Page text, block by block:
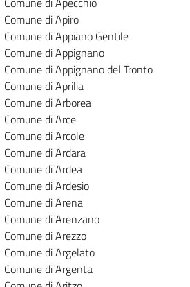
Comune di Apiro
Comune di Appiano Gentile
Comune di Appignano
Comune di Appignano del Tronto
Comune di Aprilia
Comune di Arborea
Comune di Arce
Comune di Arcole
Comune di Ardara
Comune di Ardea
Comune di Ardesio
Comune di Arena
Comune di Arenzano
Comune di Arezzo
Comune di Argelato
Comune di Argenta